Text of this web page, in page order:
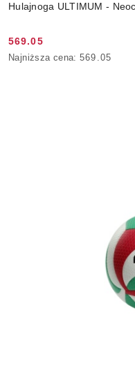
Hulajnoga ULTIMUM -
Cena
promocyjna:
569.05
Najniższa
Najniższa cena: 569.05